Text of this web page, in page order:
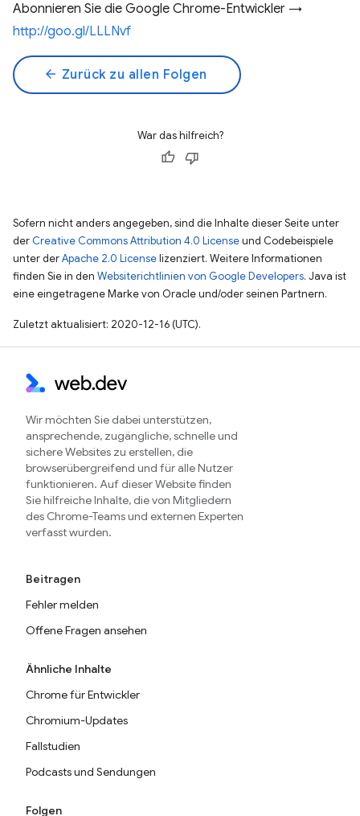
Abonnieren Sie die Google Chrome-Entwickler →
http://goo.gl/LLLNvf
arrow_back Zurück zu allen Folgen
War das hilfreich?
Sofern nicht anders angegeben, sind die Inhalte dieser Seite unter
der Creative Commons Attribution 4.0 Licenseund Codebeispiele
unter derApache 2.0 Licenselizenziert. Weitere Informationen
finden Sie in den Websiterichtlinien von Google Developers. Java ist
eine eingetragene Marke von Oracle und/oder seinen Partnern.
Zuletzt aktualisiert: 2020-12-16 (UTC).
Wir möchten Sie dabei unterstützen,
ansprechende, zugängliche, schnelle und
sichere Websites zu erstellen, die
browserübergreifend und für alle Nutzer
funktionieren. Auf dieser Website finden
Sie hilfreiche Inhalte, die von Mitgliedern
des Chrome-Teams und externen Experten
verfasst wurden.
Beitragen
Fehler melden
Offene Fragen ansehen
Ähnliche Inhalte
Chrome für Entwickler
Chromium-Updates
Fallstudien
Podcasts und Sendungen
Folgen